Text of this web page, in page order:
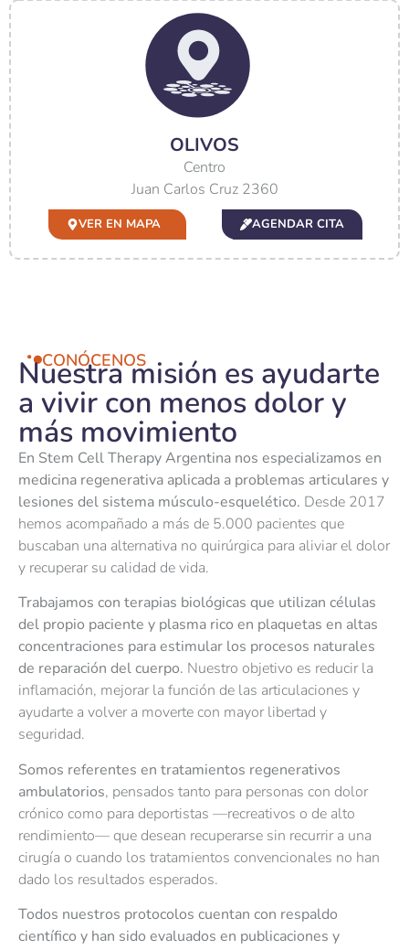
OLIVOS
Centro
Juan Carlos Cruz 2360
VER EN MAPA AGENDAR CITA
CONÓCENOS
Nuestra misión es ayudarte
a vivir con menos dolor y
más movimiento
En Stem Cell Therapy Argentina nos especializamos en
medicina regenerativa aplicada a problemas articulares y
lesiones del sistema músculo-esquelético. Desde 2017
hemos acompañado a más de 5.000 pacientes que
buscaban una alternativa no quirúrgica para aliviar el dolor
y recuperar su calidad de vida.
Trabajamos con terapias biológicas que utilizan células
del propio paciente y plasma rico en plaquetas en altas
concentraciones para estimular los procesos naturales
de reparación del cuerpo. Nuestro objetivo es reducir la
inflamación, mejorar la función de las articulaciones y
ayudarte a volver a moverte con mayor libertad y
seguridad.
Somos referentes en tratamientos regenerativos
ambulatorios, pensados tanto para personas con dolor
crónico como para deportistas —recreativos o de alto
rendimiento— que desean recuperarse sin recurrir a una
cirugía o cuando los tratamientos convencionales no han
dado los resultados esperados.
Todos nuestros protocolos cuentan con respaldo
científico y han sido evaluados en publicaciones y